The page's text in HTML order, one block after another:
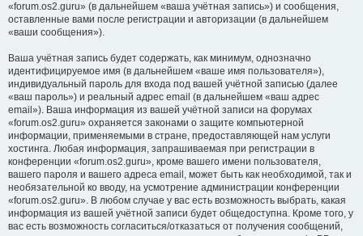
«forum.os2.guru» (в дальнейшем «ваша учётная запись») и сообщения,
оставленные вами после регистрации и авторизации (в дальнейшем
«ваши сообщения»).
Ваша учётная запись будет содержать, как минимум, однозначно
идентифицируемое имя (в дальнейшем «ваше имя пользователя»),
индивидуальный пароль для входа под вашей учётной записью (далее
«ваш пароль») и реальный адрес email (в дальнейшем «ваш адрес
email»). Ваша информация из вашей учётной записи на форумах
«forum.os2.guru» охраняется законами о защите компьютерной
информации, применяемыми в стране, предоставляющей нам услуги
хостинга. Любая информация, запрашиваемая при регистрации в
конференции «forum.os2.guru», кроме вашего имени пользователя,
вашего пароля и вашего адреса email, может быть как необходимой, так и
необязательной ко вводу, на усмотрение администрации конференции
«forum.os2.guru». В любом случае у вас есть возможность выбрать, какая
информация из вашей учётной записи будет общедоступна. Кроме того, у
вас есть возможность согласиться/отказаться от получения сообщений,